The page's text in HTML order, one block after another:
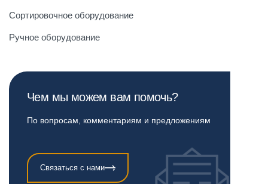
Сортировочное оборудование
Ручное оборудование
Чем мы можем вам помочь?
По вопросам, комментариям и предложениям
Связаться с нами